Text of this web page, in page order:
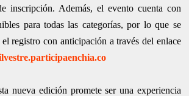
inscripción. Además, el evento cuenta con
para todas las categorías, por lo que se
registro con anticipación a través del enlace
nueva edición promete ser una experiencia